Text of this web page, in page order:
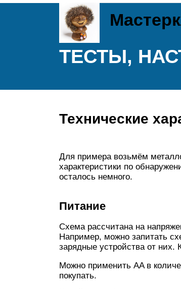
ТЕСТЫ,
Технические
Для примера возьмём
характеристики по
осталось немного.
Питание
Схема рассчитана на
Например, можно запитать
зарядные устройства от
Можно применить AA в
покупать.